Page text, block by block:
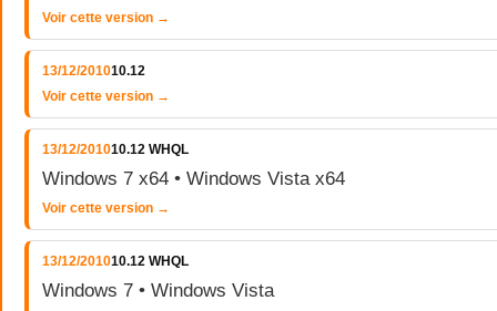
Voir cette version →
13/12/201010.12
Voir cette version →
13/12/201010.12 WHQL
Windows 7 x64 • Windows Vista x64
Voir cette version →
13/12/201010.12 WHQL
Windows 7 • Windows Vista